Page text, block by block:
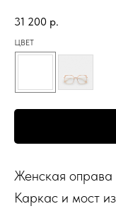
31 200 р.
ЦВЕТ
Женская оправа
Каркас и мост